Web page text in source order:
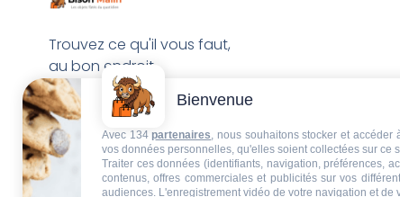
Trouvez ce qu'il vous faut,
au bon endroit
Bienvenue
Avec 134 partenaires, nous souhaitons stocker et accéder
vos données personnelles, qu'elles soient collectées sur ce
Traiter ces données (identifiants, navigation, préférences,
contenus, offres commerciales et publicités sur vos
audiences. L'enregistrement vidéo de votre navigation et